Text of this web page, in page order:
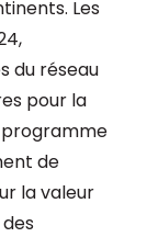
Les
du réseau
pour la
programme
de
la valeur